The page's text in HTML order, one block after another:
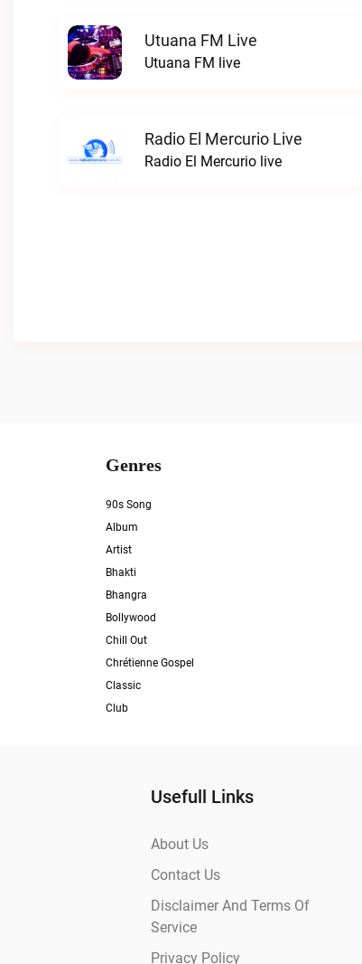
Utuana FM Live
Utuana FM live
Radio El Mercurio Live
Radio El Mercurio live
Genres
90s Song
Album
Artist
Bhakti
Bhangra
Bollywood
Chill Out
Chrétienne Gospel
Classic
Club
Usefull Links
About Us
Contact Us
Disclaimer And Terms Of
Service
Privacy Policy